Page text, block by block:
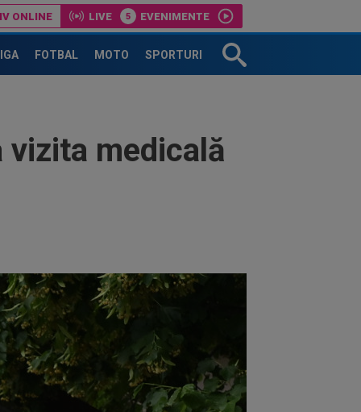
ONLINE LIVE EVENIMENTE
FOTBAL MOTO SPORTURI
vizita medicală